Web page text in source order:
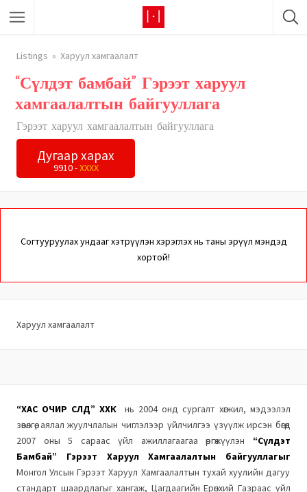
Listings Харуул хамгаалалт
“Сүлдэт бамбай” Гэрээт харуул
хамгаалалтын байгууллага
Гэрээт харуул хамгаалалтын байгууллага
Дугаар харах
9910 -XXXX
Согтууруулах ундааг хэтрүүлэн хэрэглэх нь таны эрүүл мэндэд
хортой!
Харуул хамгаалалт
“ХАС ОЧИР СҮЛД” ХХК нь 2004 онд сургалт хөгжил, мэдээлэл
зөвөлгөө, аялал жуулчлалын чиглэлээр үйлчилгээ үзүүлж ирсэн бөгөөд
2007 оны 5 сараас үйл ажиллагаагаа өргөжүүлэн “Сүлдэт
Бамбай”
Гэрээт Харуул Хамгаалалтын байгууллагыг
Монгол Улсын Гэрээт Харуул Хамгаалалтын тухай хуулийн дагуу
стандарт шаардлагыг хангаж, Цагдаагийн Ерөнхий Газраас үйл